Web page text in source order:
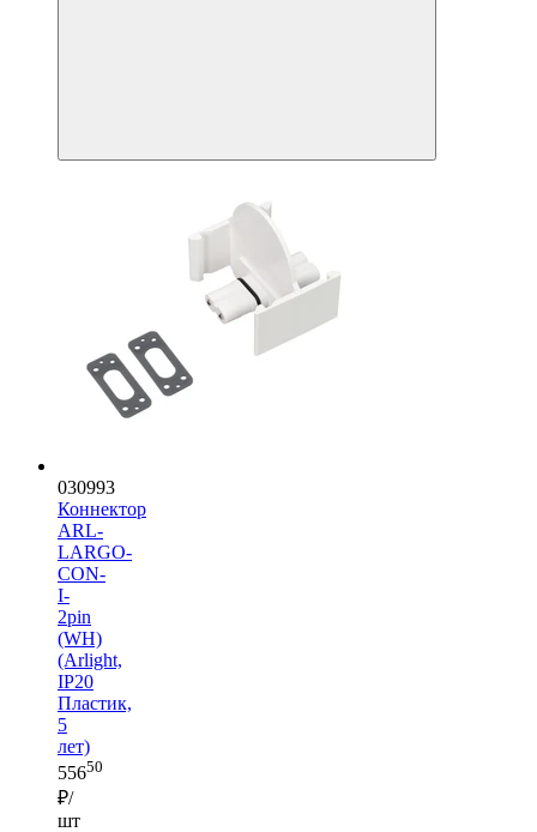
030993
Коннектор
ARL-
LARGO-
CON-
I-
2pin
(WH)
(Arlight,
IP20
Пластик,
5
лет)
55650
₽/
шт